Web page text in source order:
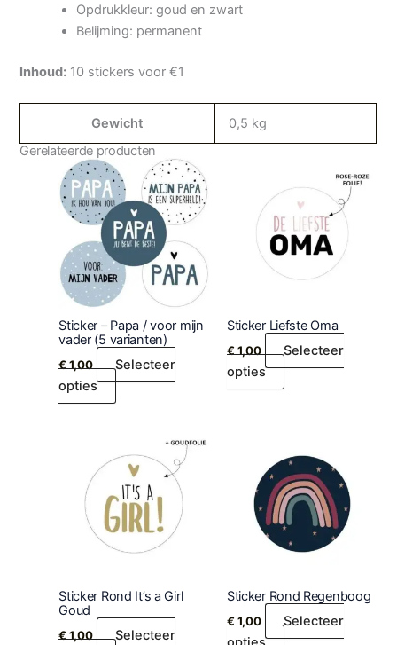
Opdrukkleur: goud en zwart
Belijming: permanent
Inhoud: 10 stickers voor €1
Gewicht
0,5 kg
Gerelateerde producten
Sticker – Papa / voor mijn
vader (5 varianten)
€1,00
Selecteer
opties
Sticker Liefste Oma
€1,00
Selecteer
opties
Sticker Rond It’s a Girl
Goud
€1,00
Selecteer
Sticker Rond Regenboog
€1,00
Selecteer